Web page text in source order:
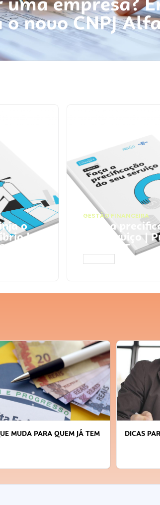
novo CNPJ
o
|
GESTÃO FINANCEIRA
Faça a
seu serviço |
ChatGPT
MUDA PARA QUEM JÁ TEM
DICAS